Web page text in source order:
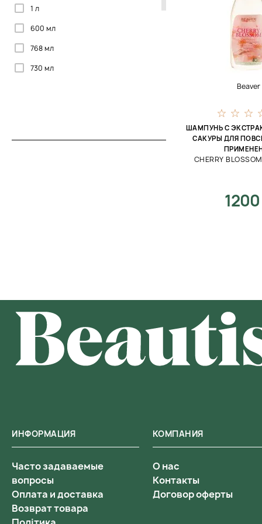
Тонизирование
Увлажнение
Укрепление
Уплотнение
1 л
600 мл
768 мл
730 мл
Beaver
ШАМПУНЬ С
САКУРЫ ДЛЯ
CHERRY
ИНФОРМАЦИЯ
Часто задаваемые
вопросы
Оплата и доставка
Возврат товара
КОМПАНИЯ
О нас
Контакты
Договор оферты